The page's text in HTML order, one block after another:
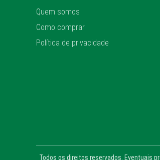
Quem somos
Como comprar
Política de privacidade
Todos os direitos reservados. Eventuais